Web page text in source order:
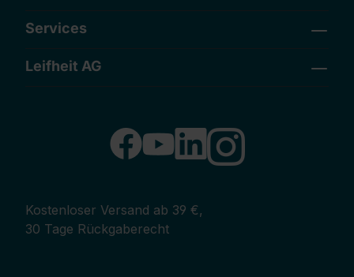
Services
Leifheit AG
Kostenloser Versand ab 39 €,
30 Tage Rückgaberecht